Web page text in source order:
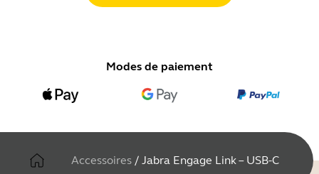
Modes de paiement
Accessoires / Jabra Engage Link – USB-C